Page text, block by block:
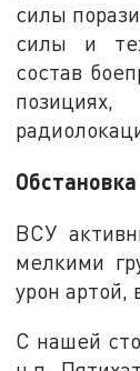
силы
силы и
состав
ВСУ
мелкими
урон
С нашей